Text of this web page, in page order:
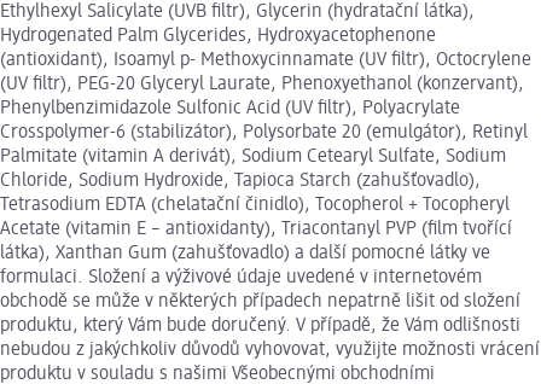
Ethylhexyl Salicylate (UVB filtr), Glycerin (hydratační látka),
Hydrogenated Palm Glycerides, Hydroxyacetophenone
(antioxidant), Isoamyl p- Methoxycinnamate (UV filtr), Octocrylene
(UV filtr), PEG-20 Glyceryl Laurate, Phenoxyethanol (konzervant),
Phenylbenzimidazole Sulfonic Acid (UV filtr), Polyacrylate
Crosspolymer-6 (stabilizátor), Polysorbate 20 (emulgátor), Retinyl
Palmitate (vitamin A derivát), Sodium Cetearyl Sulfate, Sodium
Chloride, Sodium Hydroxide, Tapioca Starch (zahušťovadlo),
Tetrasodium EDTA (chelatační činidlo), Tocopherol + Tocopheryl
Acetate (vitamin E – antioxidanty), Triacontanyl PVP (film tvořící
látka), Xanthan Gum (zahušťovadlo) a další pomocné látky ve
formulaci. Složení a výživové údaje uvedené v internetovém
obchodě se může v některých případech nepatrně lišit od složení
produktu, který Vám bude doručený. V případě, že Vám odlišnosti
nebudou z jakýchkoliv důvodů vyhovovat, využijte možnosti vrácení
produktu v souladu s našimi Všeobecnými obchodními